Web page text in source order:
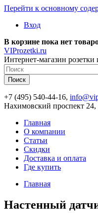
Перейти к основному
Вход
В корзине пока нет
VIProzetki.ru
Интернет-магазин
+7 (495) 540-44-16,
Нахимовский проспект
Главная
О компании
Статьи
Скидки
Доставка и оплата
Где купить
Главная
Настенный